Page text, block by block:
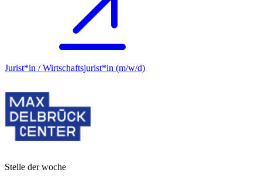
Jurist*in / Wirtschafts­jurist*in (m/w/d)
Stelle der woche